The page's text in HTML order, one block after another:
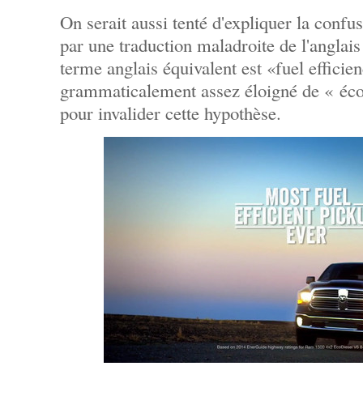
On serait aussi tenté d'expliquer la
par une traduction maladroite de
terme anglais équivalent est «fuel
grammaticalement assez éloigné de «
pour invalider cette hypothèse.